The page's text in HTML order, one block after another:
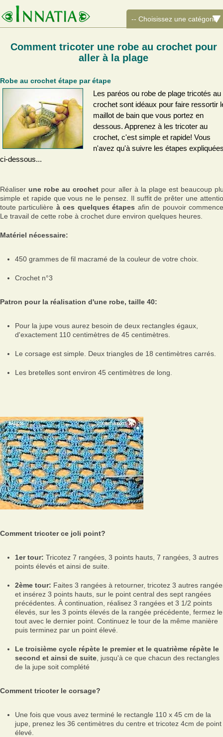
Comment tricoter une robe au crochet pour
aller à la plage
Robe au crochet étape par étape
Les paréos ou robe de plage tricotés au
crochet sont idéaux pour faire ressortir
maillot de bain que vous portez en
dessous. Apprenez à les tricoter au
crochet, c'est simple et rapide! Vous
n'avez qu'à suivre les étapes
ci-dessous...
Réaliser une robe au crochet pour aller à la plage est beaucoup
simple et rapide que vous ne le pensez. Il suffit de prêter une
toute particulière à ces quelques étapes afin de pouvoir
Le travail de cette robe à crochet dure environ quelques heures.
Matériel nécessaire:
450 grammes de fil macramé de la couleur de votre choix.
Crochet n°3
Patron pour la réalisation d'une robe, taille 40:
Pour la jupe vous aurez besoin de deux rectangles égaux,
d'exactement 110 centimètres de 45 centimètres.
Le corsage est simple. Deux triangles de 18 centimètres carrés.
Les bretelles sont environ 45 centimètres de long.
Comment tricoter ce joli point?
1er tour: Tricotez 7 rangées, 3 points hauts, 7 rangées, 3 autres
points élevés et ainsi de suite.
2ème tour: Faites 3 rangées à retourner, tricotez 3 autres
et insérez 3 points hauts, sur le point central des sept rangées
précédentes. À continuation, réalisez 3 rangées et 3 1/2 points
élevés, sur les 3 points élevés de la rangée précédente, fermez le
tout avec le dernier point. Continuez le tour de la même manière
puis terminez par un point élevé.
Le troisième cycle répète le premier et le quatrième répète le
second et ainsi de suite , jusqu'à ce que chacun des rectangles
de la jupe soit complété
Comment tricoter le corsage?
Une fois que vous avez terminé le rectangle 110 x 45 cm de la
jupe, prenez les 36 centimètres du centre et tricotez 4cm de point
élevé.